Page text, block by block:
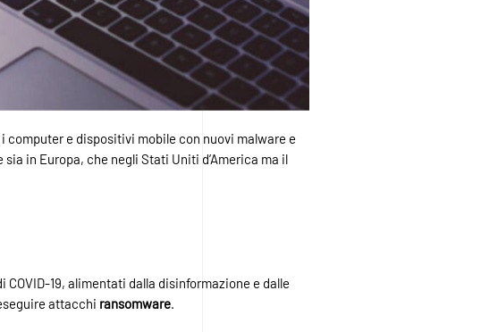
e dispositivi mobile con nuovi malware e
sia in Europa, che negli Stati Uniti d’America ma il
19, alimentati dalla disinformazione e dalle
attacchi ransomware.